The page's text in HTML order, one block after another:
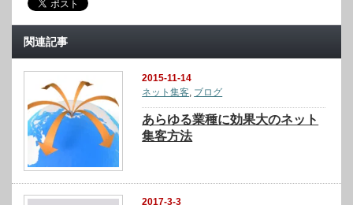
関連記事
2015-11-14
ネット集客, ブログ
あらゆる業種に効果大のネット
集客方法
2017-3-3